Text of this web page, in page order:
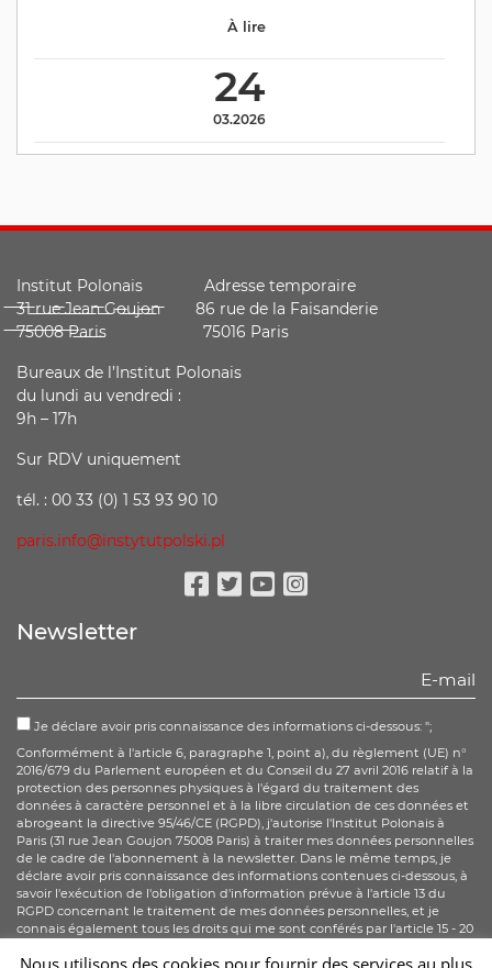
24
03.2026
À lire
Institut Polonais Adresse temporaire
̶3̶1̶ ̶r̶u̶e̶ ̶J̶e̶a̶n̶ ̶G̶o̶u̶j̶o̶n̶ ̶ 86 rue de la Faisanderie
̶7̶5̶0̶0̶8̶ ̶P̶a̶r̶i̶s̶ 75016 Paris
Bureaux de l’Institut Polonais
du lundi au vendredi :
9h – 17h
Sur RDV uniquement
tél. : 00 33 (0) 1 53 93 90 10
paris.info@instytutpolski.pl
Newsletter
Je déclare avoir pris connaissance des informations ci-dessous: ";
Conformément à l'article 6, paragraphe 1, point a), du règlement (UE) n°
2016/679 du Parlement européen et du Conseil du 27 avril 2016 relatif à la
protection des personnes physiques à l'égard du traitement des
données à caractère personnel et à la libre circulation de ces données et
abrogeant la directive 95/46/CE (RGPD), j'autorise l'Institut Polonais à
Paris (31 rue Jean Goujon 75008 Paris) à traiter mes données personnelles
de le cadre de l'abonnement à la newsletter. Dans le même temps, je
déclare avoir pris connaissance des informations contenues ci-dessous, à
savoir l'exécution de l'obligation d'information prévue à l'article 13 du
RGPD concernant le traitement de mes données personnelles, et je
connais également tous les droits qui me sont conférés par l'article 15 - 20
Nous utilisons des cookies pour fournir des services au plus